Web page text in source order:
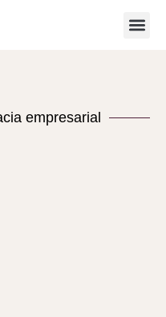
empresarial